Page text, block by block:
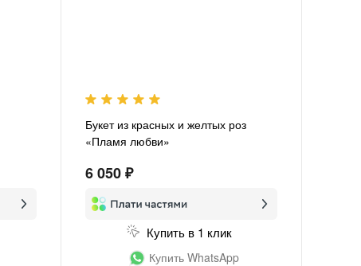
Букет из красных и желтых роз
«Пламя любви»
6 050 ₽
Купить в 1 клик
Купить WhatsApp